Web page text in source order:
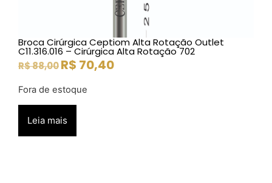
Broca Cirúrgica Ceptiom Alta Rotação Outlet
C11.316.016 – Cirúrgica Alta Rotação 702
R$88,00R$ 70,40
Fora de estoque
Leia mais